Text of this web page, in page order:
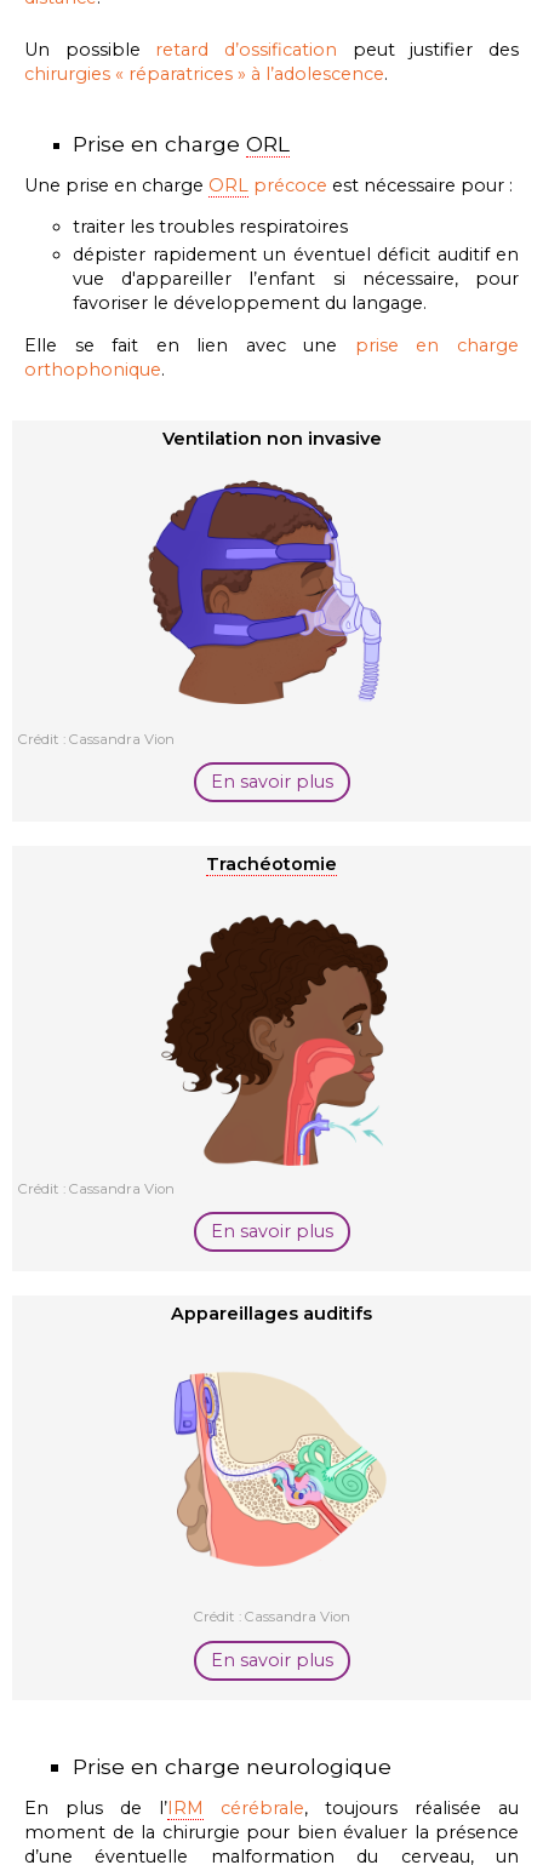
Un possible retard d’ossification peut justifier des
chirurgies « réparatrices » à l’adolescence.
Prise en charge ORL
Une prise en charge ORL précoce est nécessaire pour :
traiter les troubles respiratoires
dépister rapidement un éventuel déficit auditif en
vue d'appareiller l’enfant si nécessaire, pour
favoriser le développement du langage.
Elle se fait en lien avec une prise en charge
orthophonique.
Ventilation non invasive
Crédit : Cassandra Vion
En savoir plus
Trachéotomie
Crédit : Cassandra Vion
En savoir plus
Appareillages auditifs
Crédit : Cassandra Vion
En savoir plus
Prise en charge neurologique
En plus de l’IRM cérébrale, toujours réalisée au
moment de la chirurgie pour bien évaluer la présence
d’une éventuelle malformation du cerveau, un